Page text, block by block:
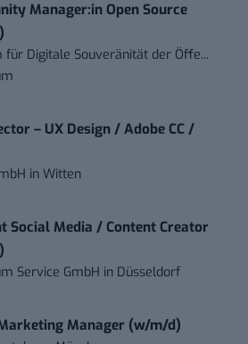
Manager:in Open Source
für Digitale Souveränität der Öffe...
– UX Design / Adobe CC /
inWitten
Social Media / Content Creator
Service GmbH in Düsseldorf
Manager (w/m/d)